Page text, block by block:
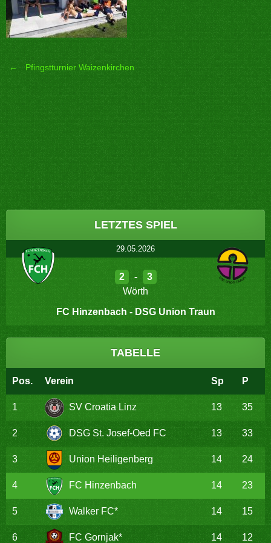
Post
navigation
← Pfingstturnier Waizenkirchen
LETZTES SPIEL
29.05.2026
2 -
3
Wörth
FC Hinzenbach - DSG Union Traun
TABELLE
Pos. Verein Sp P
1 SV Croatia Linz 13 35
2 DSG St. Josef-Oed FC 13 33
3 Union Heiligenberg 14 24
4 FC Hinzenbach 14 23
5 Walker FC* 14 15
6 FC Gornjak* 14 12